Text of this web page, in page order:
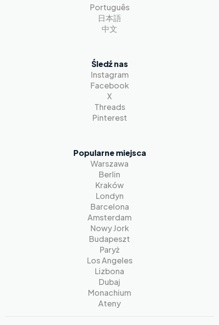
Português
日本語
中文
Śledź nas
Instagram
Facebook
X
Threads
Pinterest
Popularne miejsca
Warszawa
Berlin
Kraków
Londyn
Barcelona
Amsterdam
Nowy Jork
Budapeszt
Paryż
Los Angeles
Lizbona
Dubaj
Monachium
Ateny